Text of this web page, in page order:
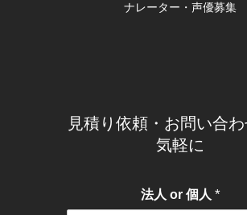
ナレーター・声優募集
見積り依頼・お問い合
気軽に
法人 or 個人 *